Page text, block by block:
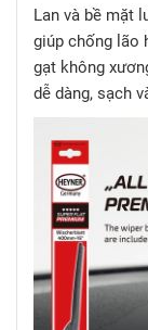
Lan và bề mặt
giúp chống lão
gạt không
dễ dàng, sạch